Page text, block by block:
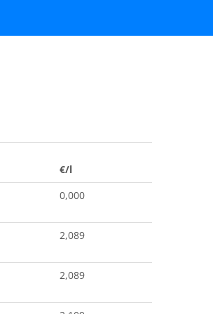
€/l
0,000
2,089
2,089